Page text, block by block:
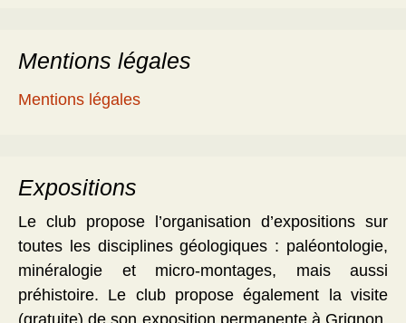
Mentions légales
Mentions légales
Expositions
Le club propose l’organisation d’expositions sur
toutes les disciplines géologiques : paléontologie,
minéralogie et micro-montages, mais aussi
préhistoire. Le club propose également la visite